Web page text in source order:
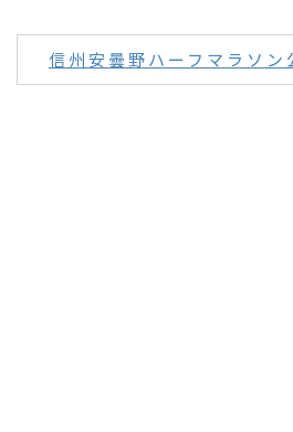
信州安曇野ハーフマラソン